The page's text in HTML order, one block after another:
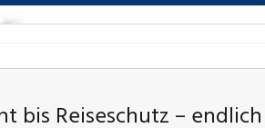
bis Reiseschutz – endlich